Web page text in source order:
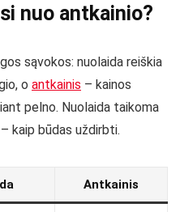
nuo antkainio?
sąvokos: nuolaida reiškia
o antkainis – kainos
pelno. Nuolaida taikoma
– kaip būdas uždirbti.
Antkainis